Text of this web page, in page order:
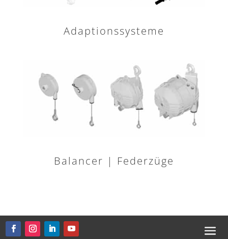
Adaptionssysteme
Balancer | Federzüge